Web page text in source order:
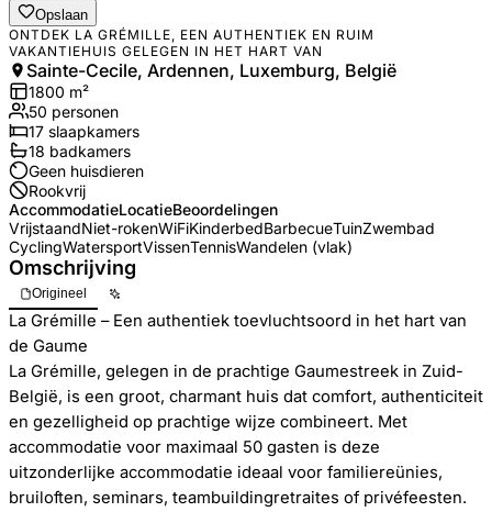
Opslaan
ONTDEK LA GRÉMILLE, EEN AUTHENTIEK EN RUIM
VAKANTIEHUIS GELEGEN IN HET HART VAN
Sainte-Cecile, Ardennen, Luxemburg, België
1800 m²
50 personen
17 slaapkamers
18 badkamers
Geen huisdieren
Rookvrij
AccommodatieLocatieBeoordelingen
VrijstaandNiet-rokenWiFiKinderbedBarbecueTuinZwembad
CyclingWatersportVissenTennisWandelen (vlak)
Omschrijving
Origineel
La Grémille – Een authentiek toevluchtsoord in het hart van
de Gaume
La Grémille, gelegen in de prachtige Gaumestreek in Zuid-
België, is een groot, charmant huis dat comfort, authenticiteit
en gezelligheid op prachtige wijze combineert. Met
accommodatie voor maximaal 50 gasten is deze
uitzonderlijke accommodatie ideaal voor familiereünies,
bruiloften, seminars, teambuildingretraites of privéfeesten.